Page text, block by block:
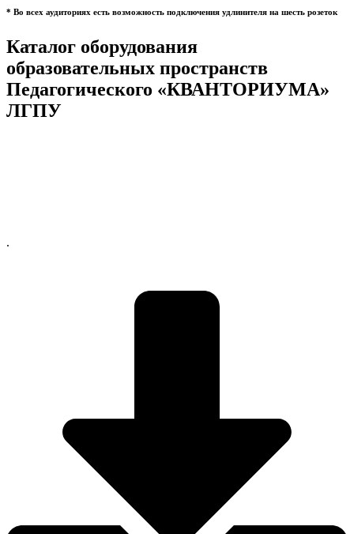
* Во всех аудиториях есть возможность подключения удлинителя на шесть розеток
Каталог оборудования
образовательных пространств
Педагогического «КВАНТОРИУМА»
ЛГПУ
.